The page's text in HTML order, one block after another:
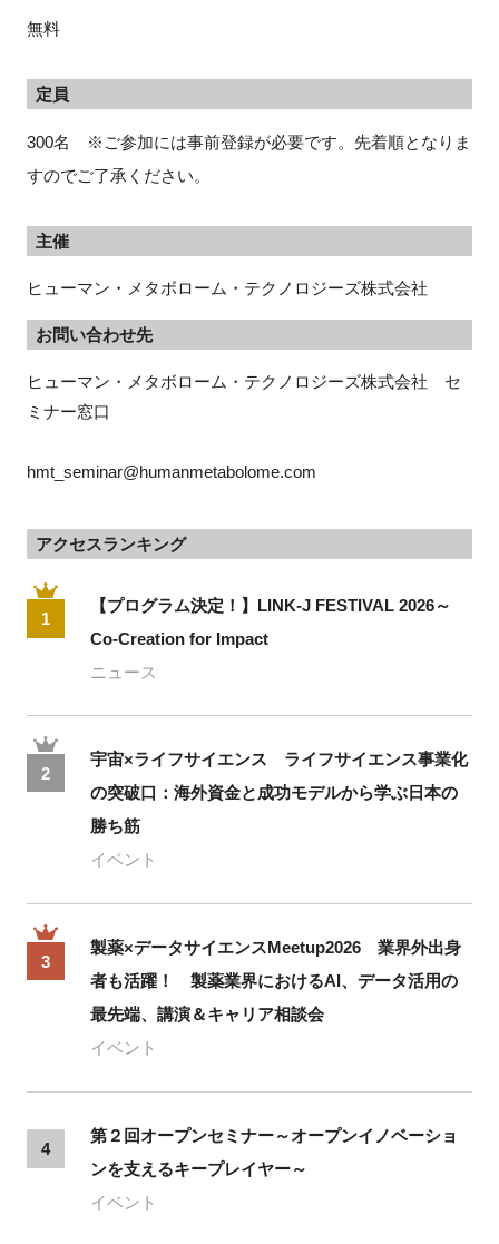
無料
定員
300名 ※ご参加には事前登録が必要です。先着順となりま
すのでご了承ください。
主催
ヒューマン・メタボローム・テクノロジーズ株式会社
お問い合わせ先
ヒューマン・メタボローム・テクノロジーズ株式会社　セ
ミナー窓口
hmt_seminar@humanmetabolome.com
アクセスランキング
1
【プログラム決定！】LINK-J FESTIVAL 2026～
Co-Creation for Impact
ニュース
2
宇宙×ライフサイエンス ライフサイエンス事業化
の突破口：海外資金と成功モデルから学ぶ日本の
勝ち筋
イベント
3
製薬×データサイエンスMeetup2026 業界外出身
者も活躍！ 製薬業界におけるAI、データ活用の
最先端、講演＆キャリア相談会
イベント
4
第２回オープンセミナー～オープンイノベーショ
ンを支えるキープレイヤー～
イベント